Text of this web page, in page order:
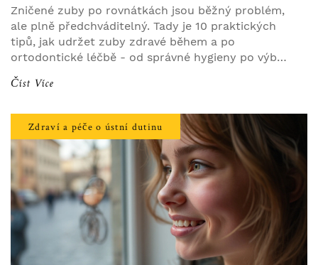
Zničené zuby po rovnátkách jsou běžný problém,
ale plně předchváditelný. Tady je 10 praktických
tipů, jak udržet zuby zdravé během a po
ortodontické léčbě - od správné hygieny po výběr
Číst Více
Zdraví a péče o ústní dutinu